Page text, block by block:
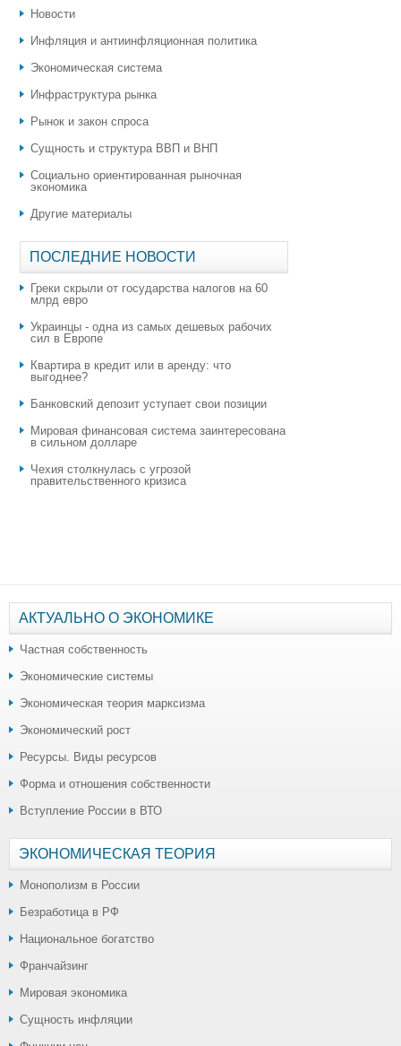
Новости
Инфляция и антиинфляционная политика
Экономическая система
Инфраструктура рынка
Рынок и закон спроса
Сущность и структура ВВП и ВНП
Социально ориентированная рыночная
экономика
Другие материалы
ПОСЛЕДНИЕ НОВОСТИ
Греки скрыли от государства налогов на 60
млрд евро
Украинцы - одна из самых дешевых рабочих
сил в Европе
Квартира в кредит или в аренду: что
выгоднее?
​Банковский депозит уступает свои позиции
Мировая финансовая система заинтересована
в сильном долларе
Чехия столкнулась с угрозой
правительственного кризиса
АКТУАЛЬНО О ЭКОНОМИКЕ
Частная собственность
Экономические системы
Экономическая теория марксизма
Экономический рост
Ресурсы. Виды ресурсов
Форма и отношения собственности
Вступление России в ВТО
ЭКОНОМИЧЕСКАЯ ТЕОРИЯ
Монополизм в России
Безработица в РФ
Национальное богатство
Франчайзинг
Мировая экономика
Сущность инфляции